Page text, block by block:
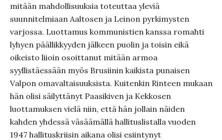
mitään mahdollisuuksia toteuttaa yleviä
suunnitelmiaan Aaltosen ja Leinon pyrkimysten
varjossa. Luottamus kommunistien kanssa romahti
lyhyen päällikkyyden jälkeen puolin ja toisin eikä
oikeisto liioin osoittanut mitään armoa
syyllistäessään myös Brusiinin kaikista punaisen
Valpon omavaltaisuuksista. Kuitenkin Rinteen mukaan
hän olisi säilyttänyt Paasikiven ja Kekkosen
luottamuksen vielä niin, että hän jollain näiden
kahden yhdessä väsäämällä hallituslistalla vuoden
1947 hallituskriisin aikana olisi esiintynyt